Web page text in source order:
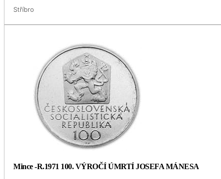
Stříbro
Mince -R.1971 100. VÝROČÍ ÚMRTÍ JOSEFA MÁNESA